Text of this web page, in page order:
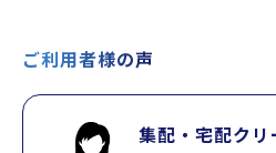
ご利用者様の声
集配・宅配クリ